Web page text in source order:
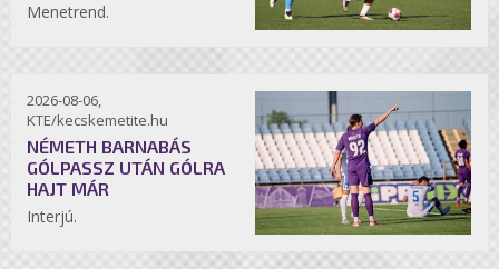
Menetrend.
2026-08-06,
KTE/kecskemetite.hu
NÉMETH BARNABÁS
GÓLPASSZ UTÁN GÓLRA
HAJT MÁR
Interjú.